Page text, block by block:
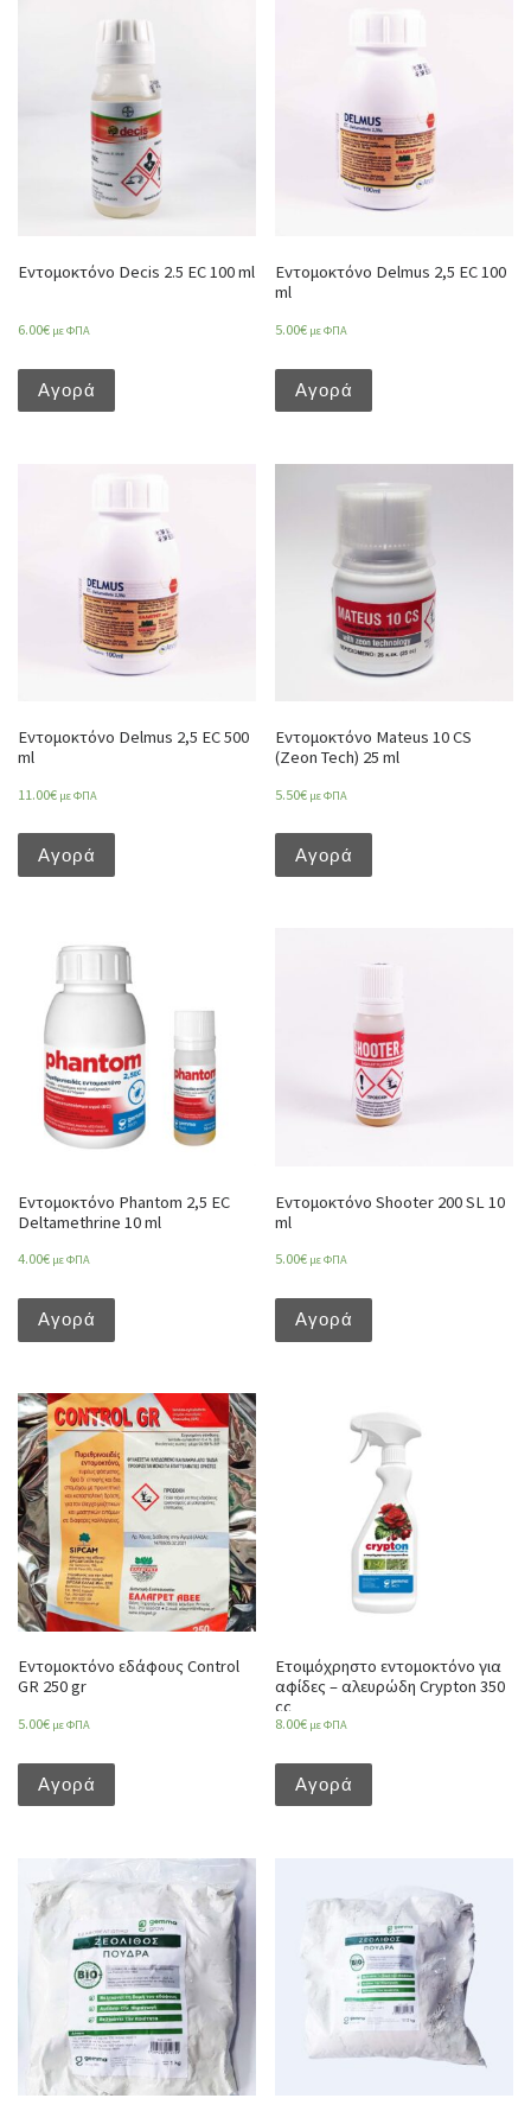
Εντομοκτόνο Decis 2.5 EC 100 ml
6.00€ με ΦΠΑ
Αγορά
Εντομοκτόνο Delmus 2,5 EC 100
ml
5.00€ με ΦΠΑ
Αγορά
Εντομοκτόνο Delmus 2,5 EC 500
ml
11.00€ με ΦΠΑ
Αγορά
Εντομοκτόνο Mateus 10 CS
(Zeon Tech) 25 ml
5.50€ με ΦΠΑ
Αγορά
Εντομοκτόνο Phantom 2,5 EC
Deltamethrine 10 ml
4.00€ με ΦΠΑ
Αγορά
Εντομοκτόνο Shooter 200 SL 10
ml
5.00€ με ΦΠΑ
Αγορά
Εντομοκτόνο εδάφους Control
GR 250 gr
5.00€ με ΦΠΑ
Αγορά
Ετοιμόχρηστο εντομοκτόνο για
αφίδες – αλευρώδη Crypton 350
cc
8.00€ με ΦΠΑ
Αγορά